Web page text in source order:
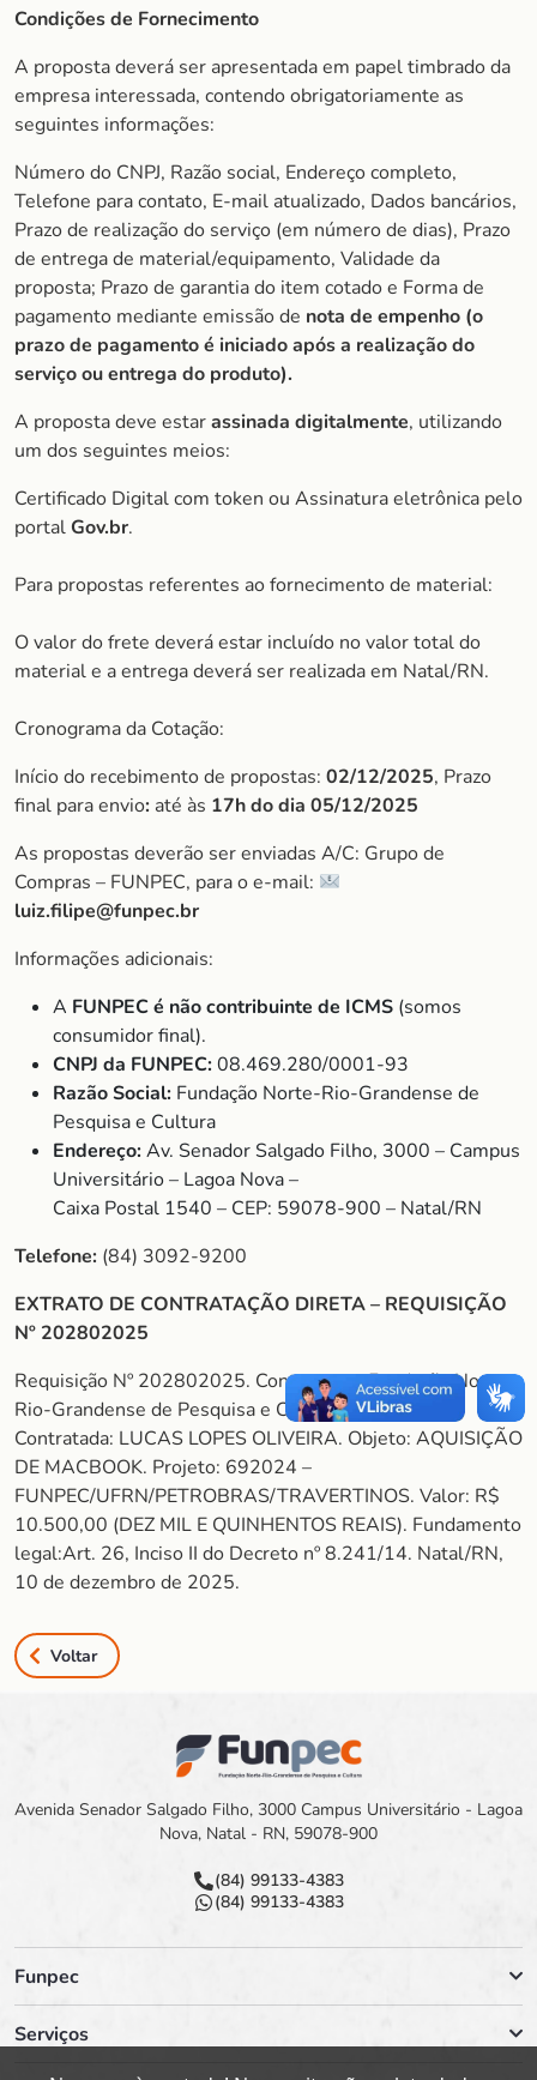
Condições de Fornecimento
A proposta deverá ser apresentada em papel timbrado da
empresa interessada, contendo obrigatoriamente as
seguintes informações:
Número do CNPJ, Razão social, Endereço completo,
Telefone para contato, E-mail atualizado, Dados bancários,
Prazo de realização do serviço (em número de dias), Prazo
de entrega de material/equipamento, Validade da
proposta; Prazo de garantia do item cotado e Forma de
pagamento mediante emissão de nota de empenho (o
prazo de pagamento é iniciado após a realização do
serviço ou entrega do produto).
A proposta deve estarassinada digitalmente, utilizando
um dos seguintes meios:
Certificado Digital com token ou Assinatura eletrônica pelo
portalGov.br.
Para propostas referentes ao fornecimento de material:
O valor do frete deverá estar incluído no valor total do
material e a entrega deverá ser realizada em Natal/RN.
Cronograma da Cotação:
Início do recebimento de propostas: 02/12/2025, Prazo
final para envio: até às 17h do dia 05/12/2025
As propostas deverão ser enviadas A/C: Grupo de
Compras – FUNPEC, para o e-mail:
luiz.filipe@funpec.br
Informações adicionais:
A FUNPEC é não contribuinte de ICMS (somos
consumidor final).
CNPJ da FUNPEC:08.469.280/0001-93
Razão Social: Fundação Norte-Rio-Grandense de
Pesquisa e Cultura
Endereço:Av. Senador Salgado Filho, 3000 – Campus
Universitário – Lagoa Nova –
Caixa Postal 1540 – CEP: 59078-900 – Natal/RN
Telefone: (84) 3092-9200
EXTRATO DE CONTRATAÇÃO DIRETA – REQUISIÇÃO
Nº 202802025
Requisição Nº 202802025. Contratante: Fundação Norte-
Rio-Grandense de Pesquisa e Cultura –FUNPEC.
Contratada: LUCAS LOPES OLIVEIRA. Objeto: AQUISIÇÃO
DE MACBOOK. Projeto: 692024 –
FUNPEC/UFRN/PETROBRAS/TRAVERTINOS. Valor: R$
10.500,00 (DEZ MIL E QUINHENTOS REAIS). Fundamento
legal:Art. 26, Inciso II do Decreto nº 8.241/14. Natal/RN,
10 de dezembro de 2025.
Voltar
Avenida Senador Salgado Filho, 3000 Campus Universitário - Lagoa
Nova, Natal - RN, 59078-900
(84) 99133-4383
(84) 99133-4383
Funpec
Serviços